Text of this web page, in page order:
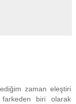
zaman eleştiri
farkeden biri olarak